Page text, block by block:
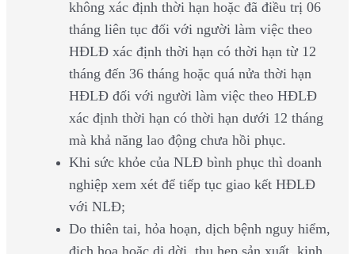
không xác định thời hạn hoặc đã điều trị 06
tháng liên tục đối với người làm việc theo
HĐLĐ xác định thời hạn có thời hạn từ 12
tháng đến 36 tháng hoặc quá nửa thời hạn
HĐLĐ đối với người làm việc theo HĐLĐ
xác định thời hạn có thời hạn dưới 12 tháng
mà khả năng lao động chưa hồi phục.
Khi sức khỏe của NLĐ bình phục thì doanh
nghiệp xem xét để tiếp tục giao kết HĐLĐ
với NLĐ;
Do thiên tai, hỏa hoạn, dịch bệnh nguy hiểm,
địch họa hoặc di dời, thu hẹp sản xuất, kinh